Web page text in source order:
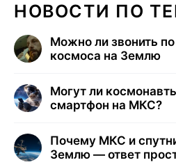
НОВОСТИ ПО
Можно ли звонить
космоса на Землю
Могут ли
смартфон на МКС?
Почему МКС и
Землю — ответ